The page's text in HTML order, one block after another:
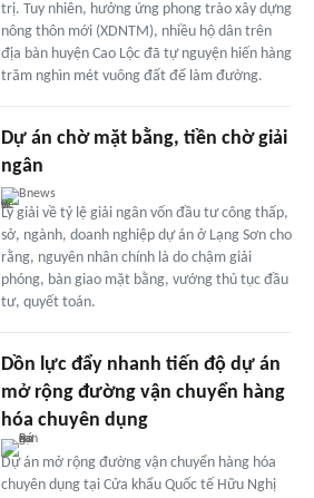
trị. Tuy nhiên, hưởng ứng phong trào xây dựng
nông thôn mới (XDNTM), nhiều hộ dân trên
địa bàn huyện Cao Lộc đã tự nguyện hiến hàng
trăm nghìn mét vuông đất để làm đường.
Dự án chờ mặt bằng, tiền chờ giải
ngân
Bnews
Lý giải về tỷ lệ giải ngân vốn đầu tư công thấp,
sở, ngành, doanh nghiệp dự án ở Lạng Sơn cho
rằng, nguyên nhân chính là do chậm giải
phóng, bàn giao mặt bằng, vướng thủ tục đầu
tư, quyết toán.
Dồn lực đẩy nhanh tiến độ dự án
mở rộng đường vận chuyển hàng
hóa chuyên dụng
Dự án mở rộng đường vận chuyển hàng hóa
chuyên dụng tại Cửa khẩu Quốc tế Hữu Nghị